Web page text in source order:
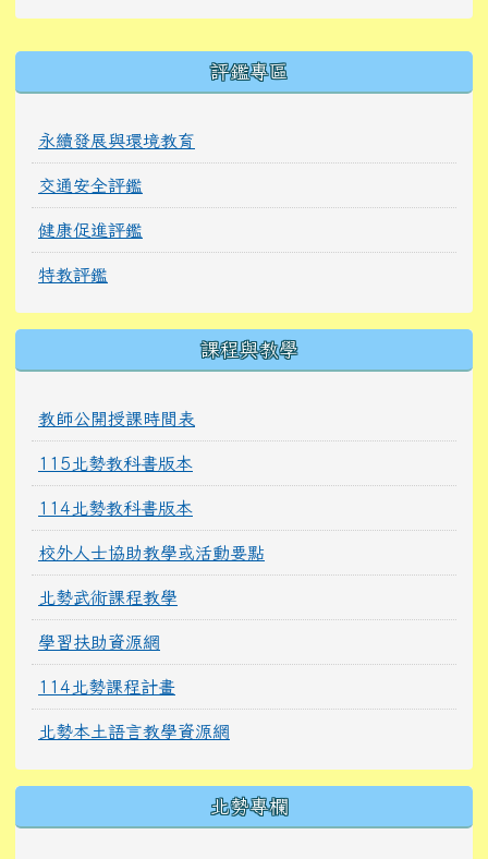
評鑑專區
永續發展與環境教育
交通安全評鑑
健康促進評鑑
特教評鑑
課程與教學
教師公開授課時間表
115北勢教科書版本
114北勢教科書版本
校外人士協助教學或活動要點
北勢武術課程教學
學習扶助資源網
114北勢課程計畫
北勢本土語言教學資源網
北勢專欄